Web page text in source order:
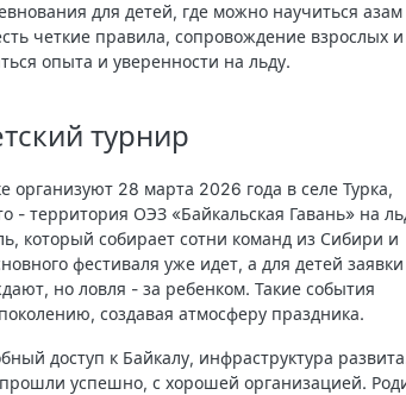
для детей, где можно научиться азам
четкие правила, сопровождение взрослых и
опыта и уверенности на льду.
турнир
организуют 28 марта 2026 года в селе Турка,
- территория ОЭЗ «Байкальская Гавань» на
который собирает сотни команд из Сибири и
фестиваля уже идет, а для детей заявки
но ловля - за ребенком. Такие события
создавая атмосферу праздника.
доступ к Байкалу, инфраструктура
успешно, с хорошей организацией.